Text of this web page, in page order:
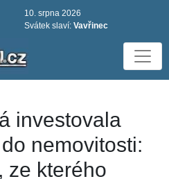
10. srpna 2026
Svátek slaví: Vavřinec
investovala
nemovitosti:
ze kterého